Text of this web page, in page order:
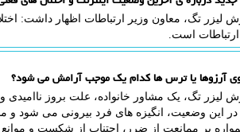
لیزر تگ، معاون وزیر ارتباطات اظهار داشت:
است.
آرزوها یا ترس ها کدام یک موجب آرامش می شود؟
لیزر تگ، یک مشاور خانواده، علت بروز
این وضعیت، انگیزه های فرد بیرونی می شود و
همواره بر ممانعت از ضرر، اجتناب از شکست و